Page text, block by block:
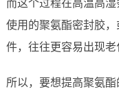
而这个过程在高温高
使用的聚氨酯密封胶
件，往往更容易出现老
所以，要想提高聚氨